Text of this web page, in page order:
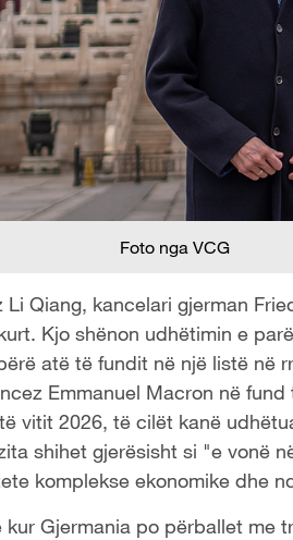
Foto nga VCG
Qiang, kancelari gjerman
Kjo shënon udhëtimin e
atë të fundit në një listë në
Emmanuel Macron në
vitit 2026, të cilët kanë
shihet gjerësisht si "e vonë
komplekse ekonomike dhe
Gjermania po përballet me